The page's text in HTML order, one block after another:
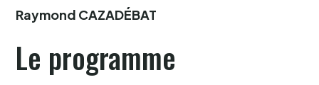
Raymond CAZADÉBAT
Le programme